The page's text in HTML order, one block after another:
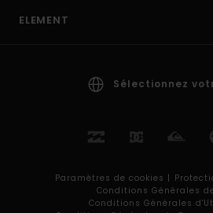
ELEMENT
Sélectionnez
Paramètres de cookies |
Conditions Générales
Conditions Générales